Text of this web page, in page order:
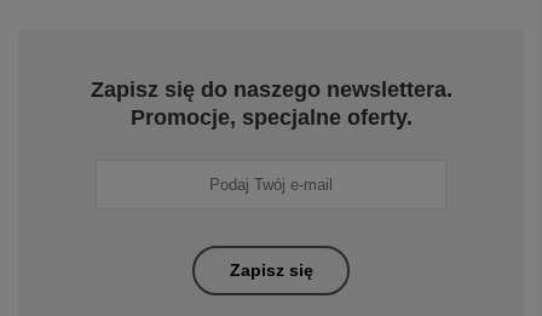
Zapisz się do naszego newslettera.
Promocje, specjalne oferty.
Zapisz się